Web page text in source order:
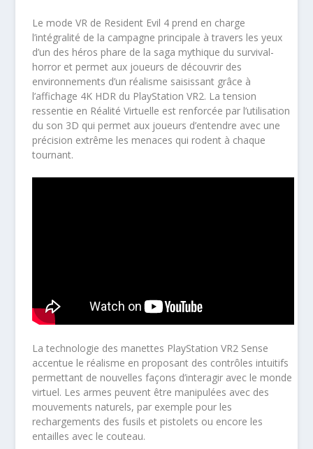
Le mode VR de Resident Evil 4 prend en charge
l’intégralité de la campagne principale à travers les yeux
d’un des héros phare de la saga mythique du survival-
horror et permet aux joueurs de découvrir des
environnements d’un réalisme saisissant grâce à
l’affichage 4K HDR du PlayStation VR2. La tension
ressentie en Réalité Virtuelle est renforcée par l’utilisation
du son 3D qui permet aux joueurs d’entendre avec une
précision extrême les menaces qui rodent à chaque
tournant.
La technologie des manettes PlayStation VR2 Sense
accentue le réalisme en proposant des contrôles intuitifs
permettant de nouvelles façons d’interagir avec le monde
virtuel. Les armes peuvent être manipulées avec des
mouvements naturels, par exemple pour les
rechargements des fusils et pistolets ou encore les
entailles avec le couteau.